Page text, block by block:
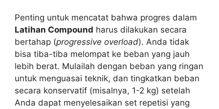
Penting untuk mencatat bahwa progres dalam
Latihan Compound harus dilakukan secara
bertahap (progressive overload). Anda tidak
bisa tiba-tiba melompat ke beban yang jauh
lebih berat. Mulailah dengan beban yang ringan
untuk menguasai teknik, dan tingkatkan beban
secara konservatif (misalnya, 1-2 kg) setelah
Anda dapat menyelesaikan set repetisi yang